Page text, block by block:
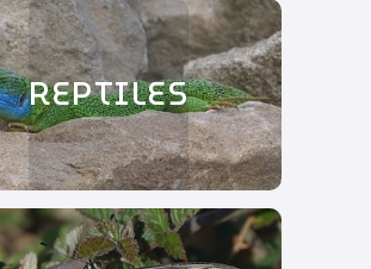
REPTILES